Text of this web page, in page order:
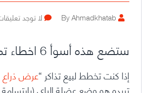
Post
By Ahmadkhatab لا توجد
ستضع هذه أسوأ 6 اخطاء تمارين الباي توقفًا سريعًا لمكاسب تكبير ذراعك.
إذا كنت تخطط لبيع تذاكر “عرض ذراع
تريده هو وضع عضلة الباي